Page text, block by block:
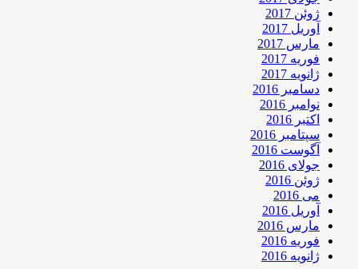
ژوئن 2017
آوریل 2017
مارس 2017
فوریه 2017
ژانویه 2017
دسامبر 2016
نوامبر 2016
اکتبر 2016
سپتامبر 2016
آگوست 2016
جولای 2016
ژوئن 2016
می 2016
آوریل 2016
مارس 2016
فوریه 2016
ژانویه 2016